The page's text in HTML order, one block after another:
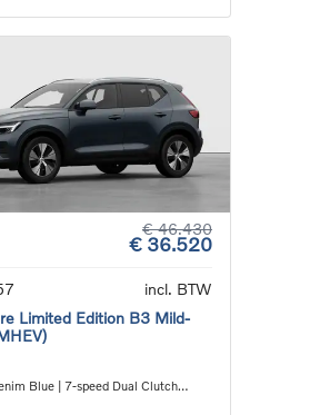
€ 46.430
€ 36.520
incl. BTW
Limited Edition B3 Mild-
Blue | 7-speed Dual Clutch